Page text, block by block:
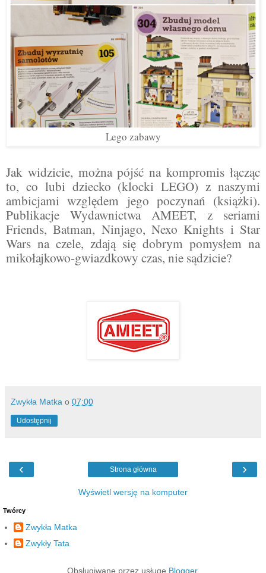
Lego zabawy
Jak widzicie, można pójść na kompromis łącząc
to, co lubi dziecko (klocki LEGO) z naszymi
ambicjami względem jego poczynań (książki).
Publikacje Wydawnictwa AMEET, z seriami
Friends, Batman, Ninjago, Nexo Knights i Star
Wars na czele, zdają się dobrym pomysłem na
mikołajkowo-gwiazdkowy czas, nie sądzicie?
Zwykła Matka o 07:00
Udostępnij
‹ ›
Strona główna
Wyświetl wersję na komputer
Twórcy
Zwykła Matka
Zwykły Tata
Obsługiwane przez usługę Blogger.